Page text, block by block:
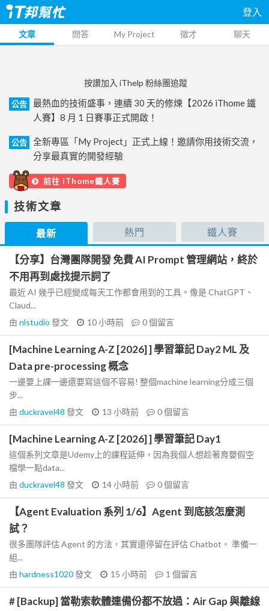
登入
文章 問答 My Project 徵才 聊天
按讚加入 iThelp 粉絲團追蹤
公告
最熱血的技術盛事，連續 30 天的修煉【2026 iThome 鐵
人賽】8 月 1 日賽事正式開啟！
公告
全新專區「My Project」正式上線！邀請你用技術交流，
分享最真實的開發經驗
前往 iThome鐵人賽
技術文章
最新 熱門 鐵人賽
【分享】台灣團隊開發 免費 AI Prompt 管理網站，終於
不用再到處找提示詞了
最近 AI 幾乎已經變成每天工作都會用到的工具。像是 ChatGPT、
Claud...
由 nlstudio 發文 10 小時前 0個留言
[Machine Learning A-Z [2026] ] 學習筆記 Day2 ML 及
Data pre-processing 概念
一邊要上課一邊還要寫這個不容易! 整個machine learning分成三個
步...
由 duckravel48 發文 13 小時前 0個留言
[Machine Learning A-Z [2026] ] 學習筆記 Day1
這個系列文章是Udemy上的課程延伸，因為我個人想趁著育嬰假空
檔學一點data...
由 duckravel48 發文 14 小時前 0個留言
【Agent Evaluation 系列 1/6】Agent 到底該怎麼測
試？
很多團隊評估 Agent 的方法，其實還停留在評估 Chatbot。 準備一
組...
由 hardness1020發文 15 小時前 1 個留言
# [Backup] 當勒索軟體連備份都不放過：Air Gap 與離線